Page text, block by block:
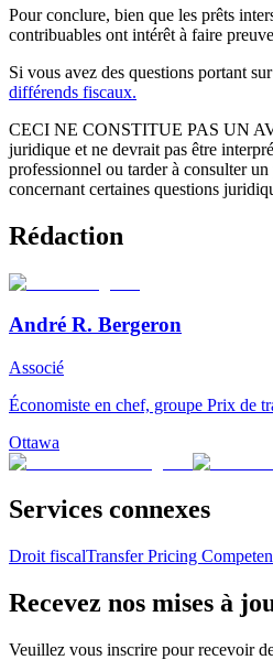
Pour conclure, bien que les prêts
contribuables ont intérêt à faire
Si vous avez des questions portant
différends fiscaux.
CECI NE CONSTITUE PAS UN
juridique et ne devrait pas être
professionnel ou tarder à consulter
concernant certaines questions
Rédaction
André R. Bergeron
Associé
Économiste en chef, groupe Prix de
Ottawa
Services connexes
Droit fiscalTransfer Pricing
Recevez nos mises à
Veuillez vous inscrire pour recevoir